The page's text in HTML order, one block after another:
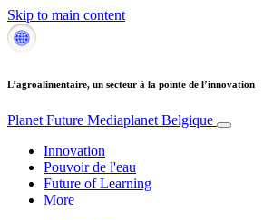
Skip to main content
L’agroalimentaire, un secteur à la pointe de l’innovation
Planet Future Mediaplanet Belgique
Innovation
Pouvoir de l'eau
Future of Learning
More